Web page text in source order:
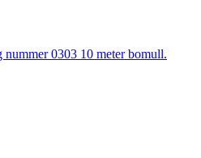
0303 10 meter bomull.